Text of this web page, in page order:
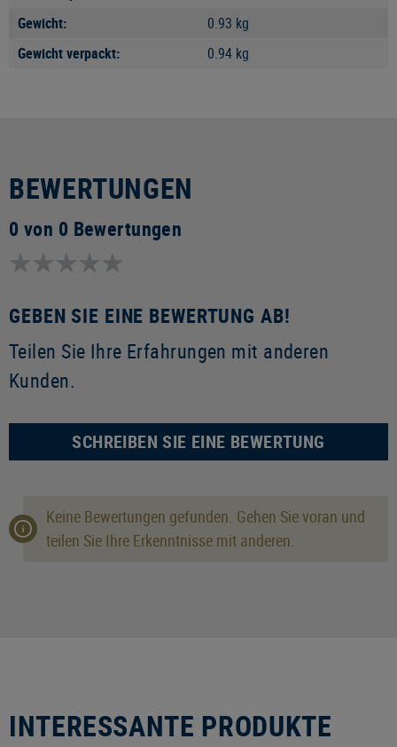
Gewicht:
0.93 kg
Gewicht verpackt:
0.94 kg
BEWERTUNGEN
0 von 0 Bewertungen
GEBEN SIE EINE BEWERTUNG AB!
Teilen Sie Ihre Erfahrungen mit anderen
Kunden.
SCHREIBEN SIE EINE BEWERTUNG
Keine Bewertungen gefunden. Gehen Sie voran und
teilen Sie Ihre Erkenntnisse mit anderen.
INTERESSANTE PRODUKTE